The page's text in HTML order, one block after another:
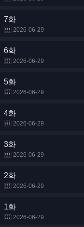
7화
2026-06-29
6화
2026-06-29
5화
2026-06-29
4화
2026-06-29
3화
2026-06-29
2화
2026-06-29
1화
2026-06-29